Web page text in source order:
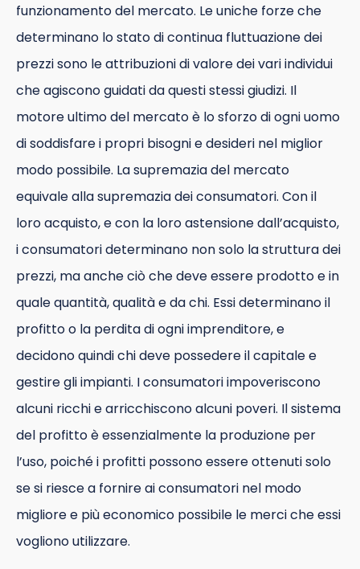
funzionamento del mercato. Le uniche forze che
determinano lo stato di continua fluttuazione dei
prezzi sono le attribuzioni di valore dei vari individui
che agiscono guidati da questi stessi giudizi. Il
motore ultimo del mercato è lo sforzo di ogni uomo
di soddisfare i propri bisogni e desideri nel miglior
modo possibile. La supremazia del mercato
equivale alla supremazia dei consumatori. Con il
loro acquisto, e con la loro astensione dall’acquisto,
i consumatori determinano non solo la struttura dei
prezzi, ma anche ciò che deve essere prodotto e in
quale quantità, qualità e da chi. Essi determinano il
profitto o la perdita di ogni imprenditore, e
decidono quindi chi deve possedere il capitale e
gestire gli impianti. I consumatori impoveriscono
alcuni ricchi e arricchiscono alcuni poveri. Il sistema
del profitto è essenzialmente la produzione per
l’uso, poiché i profitti possono essere ottenuti solo
se si riesce a fornire ai consumatori nel modo
migliore e più economico possibile le merci che essi
vogliono utilizzare.